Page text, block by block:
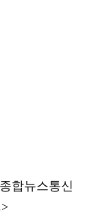
합뉴스통신